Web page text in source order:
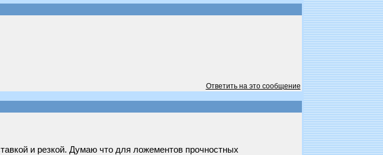
Ответить на это сообщение
и резкой. Думаю что для ложементов прочностных